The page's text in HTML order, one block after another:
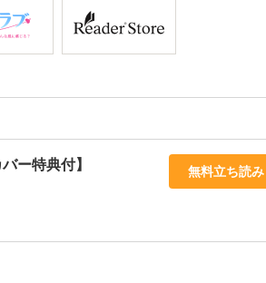
ー特典付】 無料立ち読み